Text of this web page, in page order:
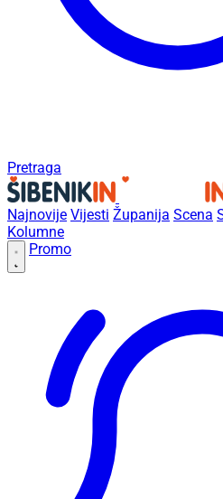
Pretraga
Najnovije Vijesti Županija Scena
Kolumne
Promo